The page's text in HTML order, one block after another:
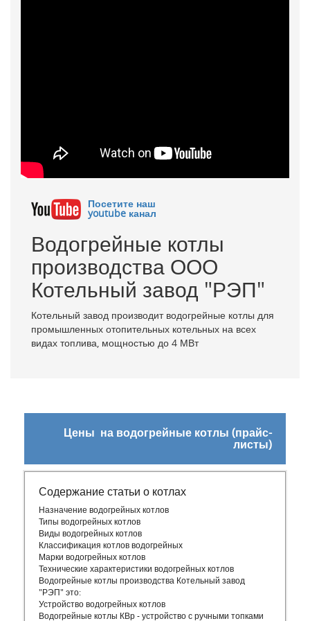
Посетите наш
youtube канал
Водогрейные котлы
производства ООО
Котельный завод "РЭП"
Котельный завод производит водогрейные котлы для
промышленных отопительных котельных на всех
видах топлива, мощностью до 4 МВт
Цены на водогрейные котлы (прайс-
листы)
Содержание статьи о котлах
Назначение водогрейных котлов
Типы водогрейных котлов
Виды водогрейных котлов
Классификация котлов водогрейных
Марки водогрейных котлов
Технические характеристики водогрейных котлов
Водогрейные котлы производства Котельный завод
"РЭП" это:
Устройство водогрейных котлов
Водогрейные котлы КВр - устройство с ручными топками